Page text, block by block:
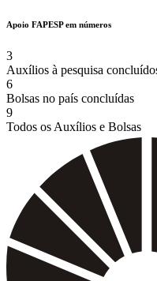
Apoio FAPESP em números
3
Auxílios à pesquisa
6
Bolsas no país concluídas
9
Todos os Auxílios e Bolsas